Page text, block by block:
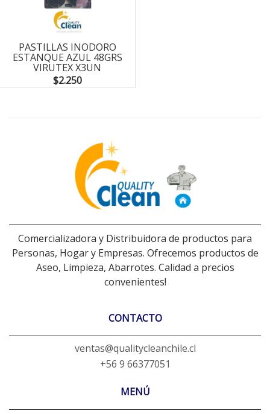
PASTILLAS INODORO
ESTANQUE AZUL 48GRS
VIRUTEX X3UN
$2.250
Comercializadora y Distribuidora de productos para
Personas, Hogar y Empresas. Ofrecemos productos de
Aseo, Limpieza, Abarrotes. Calidad a precios
convenientes!
CONTACTO
ventas@qualitycleanchile.cl
+56 9 66377051
MENÚ